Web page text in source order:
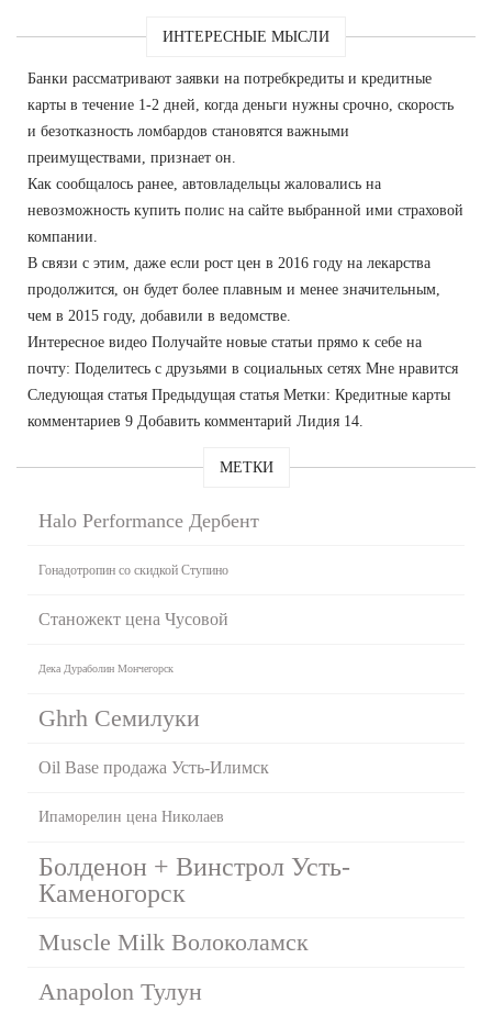
ИНТЕРЕСНЫЕ МЫСЛИ
Банки рассматривают заявки на потребкредиты и кредитные
карты в течение 1-2 дней, когда деньги нужны срочно, скорость
и безотказность ломбардов становятся важными
преимуществами, признает он.
Как сообщалось ранее, автовладельцы жаловались на
невозможность купить полис на сайте выбранной ими страховой
компании.
В связи с этим, даже если рост цен в 2016 году на лекарства
продолжится, он будет более плавным и менее значительным,
чем в 2015 году, добавили в ведомстве.
Интересное видео Получайте новые статьи прямо к себе на
почту: Поделитесь с друзьями в социальных сетях Мне нравится
Следующая статья Предыдущая статья Метки: Кредитные карты
комментариев 9 Добавить комментарий Лидия 14.
МЕТКИ
Halo Performance Дербент
Гонадотропин со скидкой Ступино
Станожект цена Чусовой
Дека Дураболин Мончегорск
Ghrh Семилуки
Oil Base продажа Усть-Илимск
Ипаморелин цена Николаев
Болденон + Винстрол Усть-
Каменогорск
Muscle Milk Волоколамск
Anapolon Тулун